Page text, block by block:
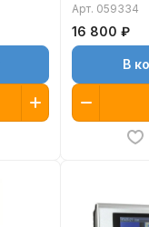
Арт. 059334
16 800 ₽
В